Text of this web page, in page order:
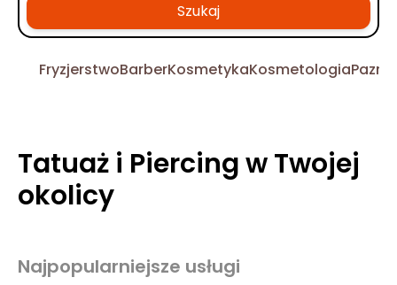
Szukaj
FryzjerstwoBarberKosmetykaKosmetologia
Tatuaż i Piercing w Twojej
okolicy
Najpopularniejsze usługi